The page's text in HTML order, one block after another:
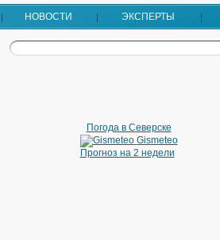
НОВОСТИ ЭКСПЕРТЫ
Погода в Северске
Gismeteo
Прогноз на 2 недели